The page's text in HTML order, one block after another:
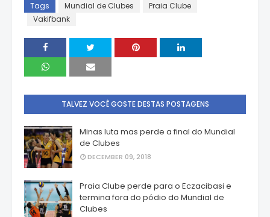
Tags Mundial de Clubes
Praia Clube
Vakifbank
TALVEZ VOCÊ GOSTE DESTAS POSTAGENS
Minas luta mas perde a final do Mundial
de Clubes
DECEMBER 09, 2018
Praia Clube perde para o Eczacibasi e
termina fora do pódio do Mundial de
Clubes